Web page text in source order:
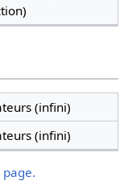
(infini)
(infini)